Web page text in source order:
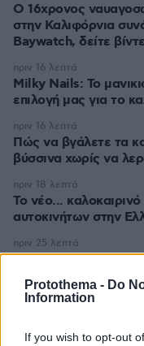
Protothema - Do
Information
If you wish to opt-out
Ο 16χρονος
στην Καλιφόρνια
Baywatch, δείτε
Milky Nails: Το
επιλογή μας για το
πριν 16 λεπτά
Πώς να βγάλετε τα
βύσσινα χωρίς να
πριν 16 λεπτά
Το νέο...
αυτοκινήτων στην
πριν 18 λεπτά
Κρύο ντους ή
νύχτες πριν από τον
πριν 25 λεπτά
τρίγωνο με τα πιο
πριν 26 λεπτά